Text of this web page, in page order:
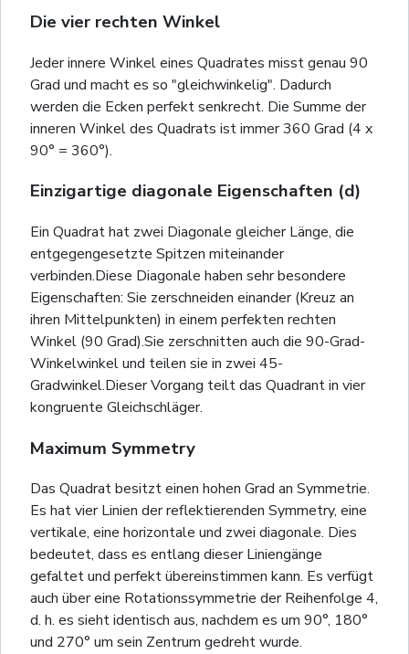
Die vier rechten Winkel
Jeder innere Winkel eines Quadrates misst genau 90
Grad und macht es so "gleichwinkelig". Dadurch
werden die Ecken perfekt senkrecht. Die Summe der
inneren Winkel des Quadrats ist immer 360 Grad (4 x
90° = 360°).
Einzigartige diagonale Eigenschaften (d)
Ein Quadrat hat zwei Diagonale gleicher Länge, die
entgegengesetzte Spitzen miteinander
verbinden.Diese Diagonale haben sehr besondere
Eigenschaften: Sie zerschneiden einander (Kreuz an
ihren Mittelpunkten) in einem perfekten rechten
Winkel (90 Grad).Sie zerschnitten auch die 90-Grad-
Winkelwinkel und teilen sie in zwei 45-
Gradwinkel.Dieser Vorgang teilt das Quadrant in vier
kongruente Gleichschläger.
Maximum Symmetry
Das Quadrat besitzt einen hohen Grad an Symmetrie.
Es hat vier Linien der reflektierenden Symmetry, eine
vertikale, eine horizontale und zwei diagonale. Dies
bedeutet, dass es entlang dieser Liniengänge
gefaltet und perfekt übereinstimmen kann. Es verfügt
auch über eine Rotationssymmetrie der Reihenfolge 4,
d. h. es sieht identisch aus, nachdem es um 90°, 180°
und 270° um sein Zentrum gedreht wurde.